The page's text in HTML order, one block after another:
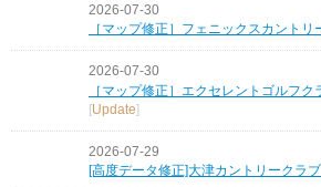
2026-07-30
［マップ修正］フェニックスカントリ
2026-07-30
［マップ修正］エクセレントゴルフ
[Update]
2026-07-29
[高度データ修正]大津カントリークラ